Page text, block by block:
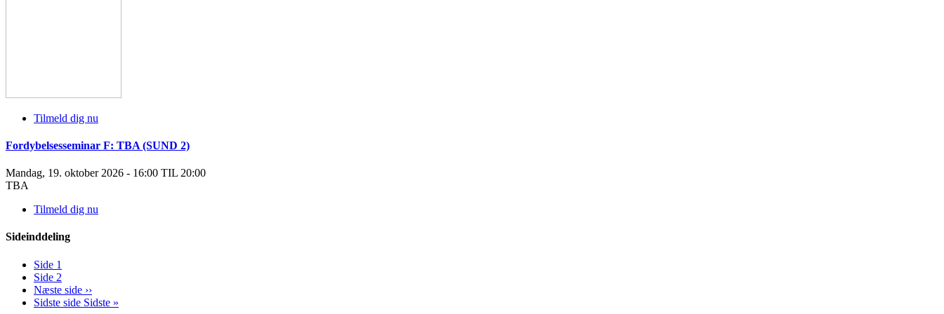
Tilmeld dig nu
Fordybelsesseminar F: TBA (SUND 2)
Mandag, 19. oktober 2026 - 16:00 TIL 20:00
TBA
Tilmeld dig nu
Sideinddeling
Side 1
Side 2
Næste side ››
Sidste side Sidste »